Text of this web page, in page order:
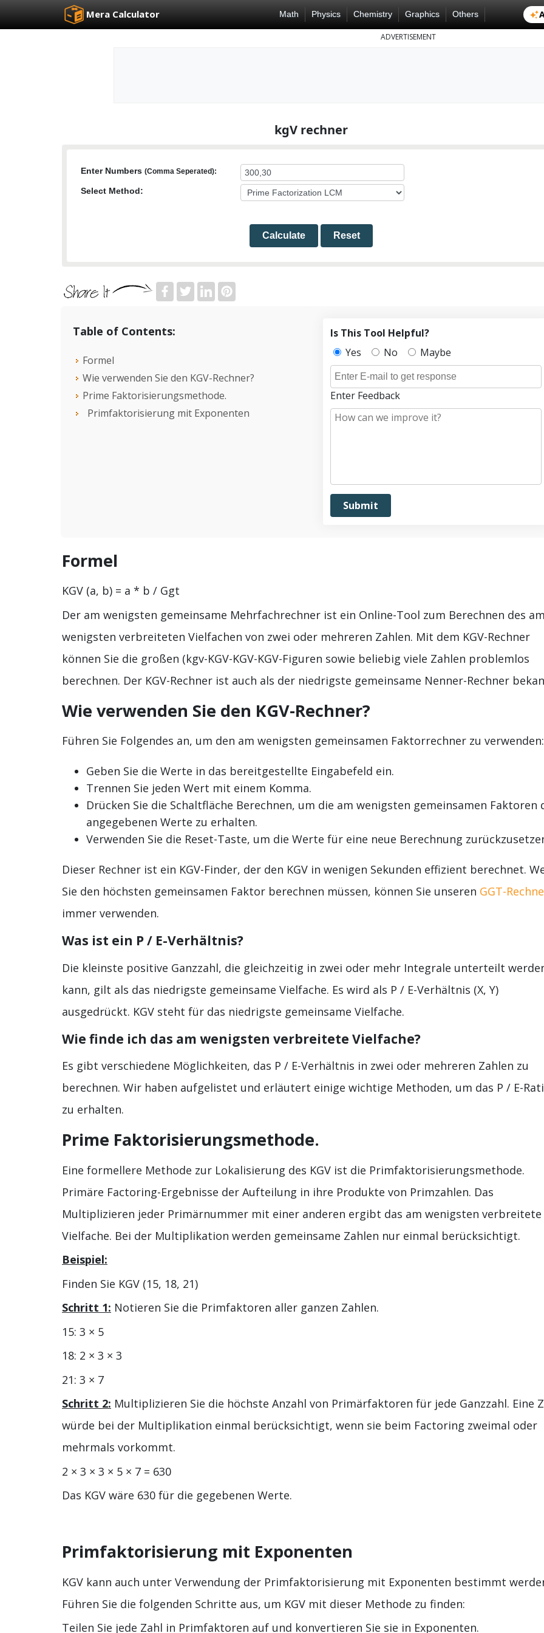
Mera Calculator Math Physics Chemistry Graphics Others
ADVERTISEMENT
kgV rechner
Enter Numbers (Comma Seperated):
Select Method:
Calculate Reset
Table of Contents:
Formel
Wie verwenden Sie den KGV-Rechner?
Prime Faktorisierungsmethode.
Primfaktorisierung mit Exponenten
Is This Tool Helpful?
Yes
No Maybe
Enter Feedback
Formel
KGV (a, b) = a * b / Ggt
Der am wenigsten gemeinsame Mehrfachrechner ist ein Online-Tool zum Berechnen des am
wenigsten verbreiteten Vielfachen von zwei oder mehreren Zahlen. Mit dem KGV-Rechner
können Sie die großen (kgv-KGV-KGV-KGV-Figuren sowie beliebig viele Zahlen problemlos
berechnen. Der KGV-Rechner ist auch als der niedrigste gemeinsame Nenner-Rechner
Wie verwenden Sie den KGV-Rechner?
Führen Sie Folgendes an, um den am wenigsten gemeinsamen Faktorrechner zu verwenden:
Geben Sie die Werte in das bereitgestellte Eingabefeld ein.
Trennen Sie jeden Wert mit einem Komma.
Drücken Sie die Schaltfläche Berechnen, um die am wenigsten gemeinsamen Faktoren
angegebenen Werte zu erhalten.
Verwenden Sie die Reset-Taste, um die Werte für eine neue Berechnung
Dieser Rechner ist ein KGV-Finder, der den KGV in wenigen Sekunden effizient berechnet.
Sie den höchsten gemeinsamen Faktor berechnen müssen, können Sie unseren GGT-
immer verwenden.
Was ist ein P / E-Verhältnis?
Die kleinste positive Ganzzahl, die gleichzeitig in zwei oder mehr Integrale unterteilt
kann, gilt als das niedrigste gemeinsame Vielfache. Es wird als P / E-Verhältnis (X, Y)
ausgedrückt. KGV steht für das niedrigste gemeinsame Vielfache.
Wie finde ich das am wenigsten verbreitete Vielfache?
Es gibt verschiedene Möglichkeiten, das P / E-Verhältnis in zwei oder mehreren Zahlen zu
berechnen. Wir haben aufgelistet und erläutert einige wichtige Methoden, um das P / E-
zu erhalten.
Prime Faktorisierungsmethode.
Eine formellere Methode zur Lokalisierung des KGV ist die Primfaktorisierungsmethode.
Primäre Factoring-Ergebnisse der Aufteilung in ihre Produkte von Primzahlen. Das
Multiplizieren jeder Primärnummer mit einer anderen ergibt das am wenigsten verbreitete
Vielfache. Bei der Multiplikation werden gemeinsame Zahlen nur einmal berücksichtigt.
Beispiel:
Finden Sie KGV (15, 18, 21)
Schritt 1: Notieren Sie die Primfaktoren aller ganzen Zahlen.
15: 3 × 5
18: 2 × 3 × 3
21: 3 × 7
Schritt 2: Multiplizieren Sie die höchste Anzahl von Primärfaktoren für jede Ganzzahl. Eine
würde bei der Multiplikation einmal berücksichtigt, wenn sie beim Factoring zweimal oder
mehrmals vorkommt.
2 × 3 × 3 × 5 × 7 = 630
Das KGV wäre 630 für die gegebenen Werte.
Primfaktorisierung mit Exponenten
KGV kann auch unter Verwendung der Primfaktorisierung mit Exponenten bestimmt
Führen Sie die folgenden Schritte aus, um KGV mit dieser Methode zu finden:
Teilen Sie jede Zahl in Primfaktoren auf und konvertieren Sie sie in Exponenten.